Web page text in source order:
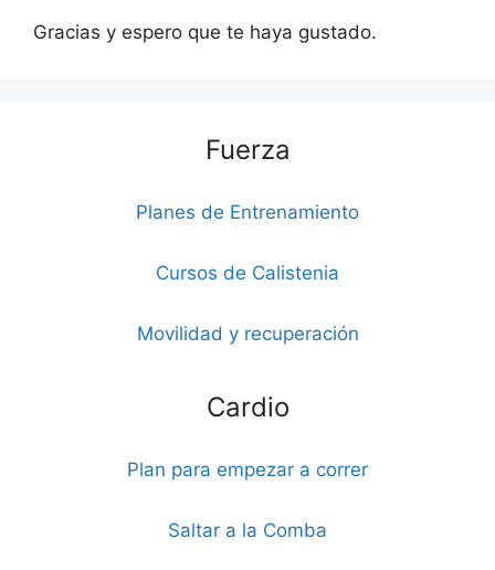
Gracias y espero que te haya gustado.
Fuerza
Planes de Entrenamiento
Cursos de Calistenia
Movilidad y recuperación
Cardio
Plan para empezar a correr
Saltar a la Comba